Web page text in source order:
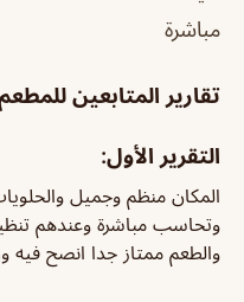
مباشرة
تقارير المتابعين
التقرير الأول:
المكان منظم وجميل
وتحاسب مباشرة وعندهم
والطعم ممتاز جدا انصح فيه